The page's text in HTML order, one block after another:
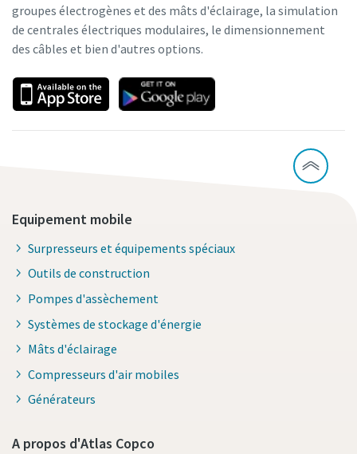
groupes électrogènes et des mâts d'éclairage, la simulation
de centrales électriques modulaires, le dimensionnement
des câbles et bien d'autres options.
Equipement mobile
Surpresseurs et équipements spéciaux
Outils de construction
Pompes d'assèchement
Systèmes de stockage d'énergie
Mâts d'éclairage
Compresseurs d'air mobiles
Générateurs
A propos d'Atlas Copco